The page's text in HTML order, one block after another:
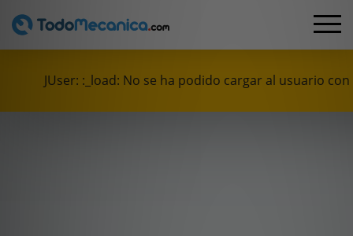
JUser: :_load: No se ha podido cargar al usuario